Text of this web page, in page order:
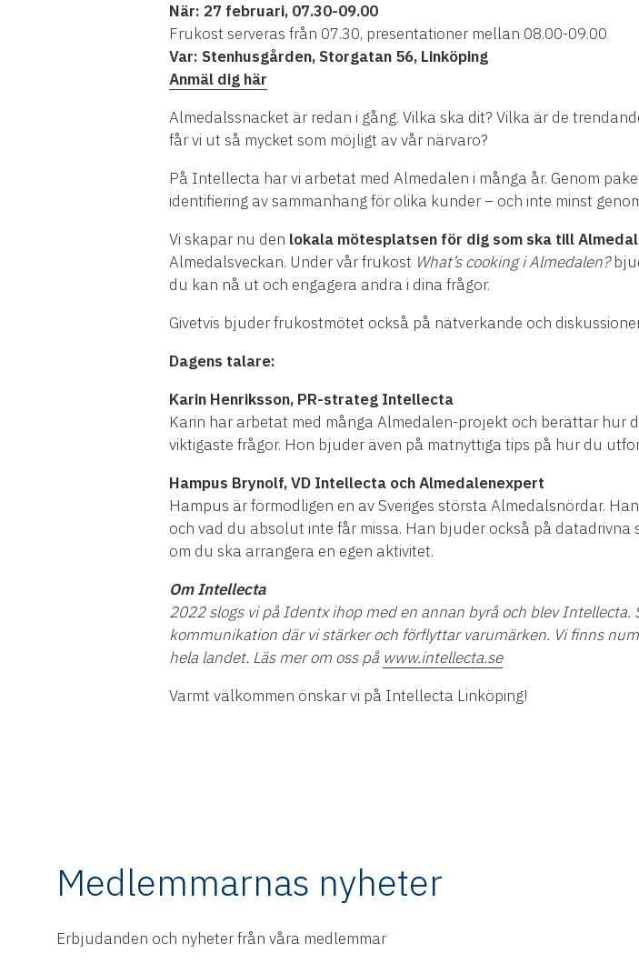
När: 27 februari, 07.30-09.00
Frukost serveras från 07.30, presentationer mellan 08.00-09.00
Var: Stenhusgården, Storgatan 56, Linköping
Anmäl dig här
Almedalssnacket är redan i gång. Vilka ska dit? Vilka är de
får vi ut så mycket som möjligt av vår närvaro?
På Intellecta har vi arbetat med Almedalen i många år. Genom
identifiering av sammanhang för olika kunder – och inte minst
Vi skapar nu den lokala mötesplatsen för dig som ska till
Almedalsveckan. Under vår frukost What’s cooking i Almedalen?
du kan nå ut och engagera andra i dina frågor.
Givetvis bjuder frukostmötet också på nätverkande och
Dagens talare:
Karin Henriksson, PR-strateg Intellecta
Karin har arbetat med många Almedalen-projekt och berättar hur
viktigaste frågor. Hon bjuder även på matnyttiga tips på hur du
Hampus Brynolf, VD Intellecta och Almedalenexpert
Hampus är förmodligen en av Sveriges största Almedalsnördar.
och vad du absolut inte får missa. Han bjuder också på
om du ska arrangera en egen aktivitet.
Om Intellecta
2022 slogs vi på Identx ihop med en annan byrå och blev
kommunikation där vi stärker och förflyttar varumärken. Vi finns
hela landet. Läs mer om oss på www.intellecta.se
Varmt välkommen önskar vi på Intellecta Linköping!
Medlemmarnas nyheter
Erbjudanden och nyheter från våra medlemmar